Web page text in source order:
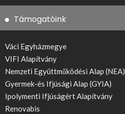
Támogatóink
Váci Egyházmegye
VIFI Alapítvány
Nemzeti Együttműködési Alap (NEA)
Gyermek-és Ifjúsági Alap (GYIA)
Ipolymenti Ifjúságért Alapítvány
Renovabis